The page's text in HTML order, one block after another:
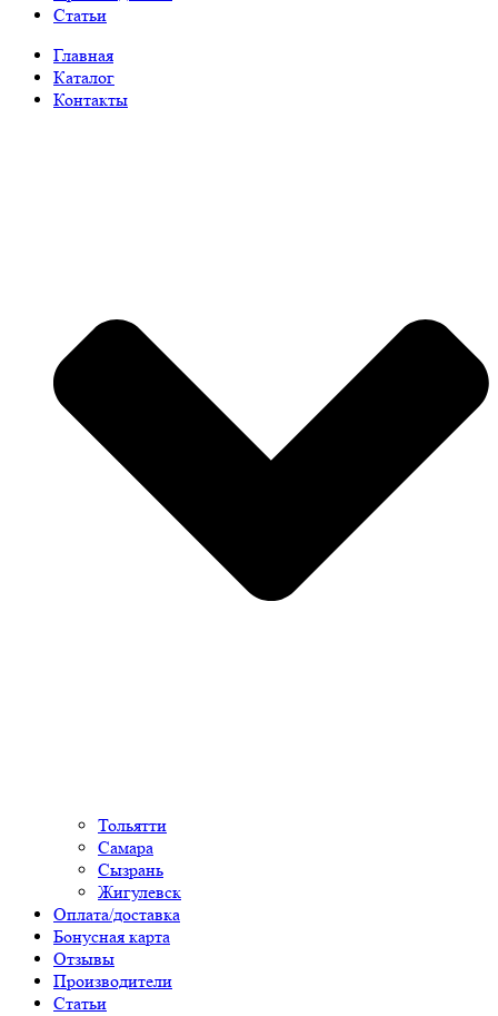
Статьи
Главная
Каталог
Контакты
Тольятти
Самара
Сызрань
Жигулевск
Оплата/доставка
Бонусная карта
Отзывы
Производители
Статьи